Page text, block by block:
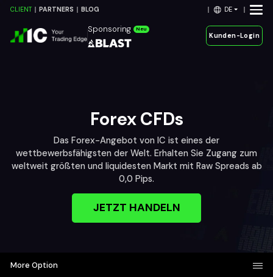
CLIENT PARTNERS BLOG DE
Sponsoring Neu
Kunden-Login
Forex CFDs
Das Forex-Angebot von IC ist eines der
wettbewerbsfähigsten der Welt. Erhalten Sie Zugang zum
weltweit größten und liquidesten Markt mit Raw Spreads ab
0,0 Pips.
JETZT HANDELN
More Option